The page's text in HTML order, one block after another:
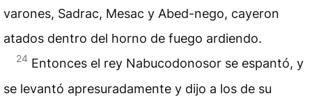
varones, Sadrac, Mesac y Abed-nego, cayeron
atados dentro del horno de fuego ardiendo.
24 Entonces el rey Nabucodonosor se espantó, y
se levantó apresuradamente y dijo a los de su